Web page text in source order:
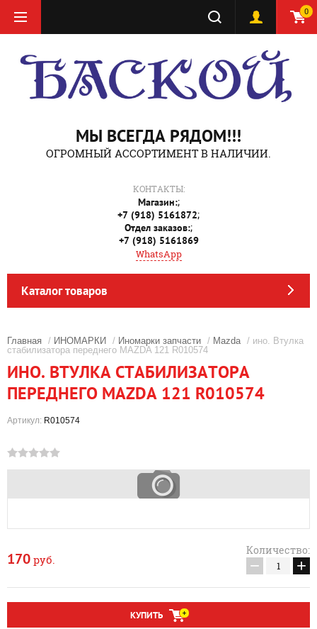
0
МЫ ВСЕГДА РЯДОМ!!!
ОГРОМНЫЙ АССОРТИМЕНТ В НАЛИЧИИ.
КОНТАКТЫ:
Магазин:;
+7 (918) 5161872;
Отдел заказов:;
+7 (918) 5161869
WhatsApp
Каталог товаров
Главная / ИНОМАРКИ / Иномарки запчасти / Mazda / ино. Втулка
стабилизатора переднего MAZDA 121 R010574
ИНО. ВТУЛКА СТАБИЛИЗАТОРА
ПЕРЕДНЕГО MAZDA 121 R010574
Артикул: R010574
170 руб.
Количество:
− +
КУПИТЬ